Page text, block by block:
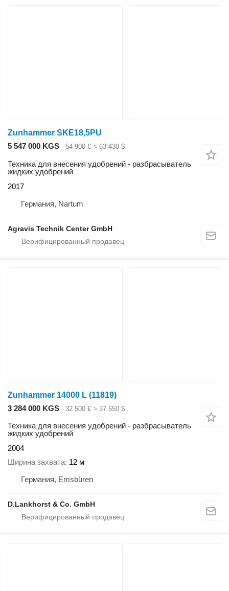
Zunhammer SKE18,5PU
5 547 000 KGS
54 900 € ≈ 63 430 $
Техника для внесения удобрений - разбрасыватель
жидких удобрений
2017
Германия, Nartum
Agravis Technik Center GmbH
Zunhammer 14000 L (11819)
3 284 000 KGS
32 500 € ≈ 37 550 $
Техника для внесения удобрений - разбрасыватель
жидких удобрений
2004
Ширина захвата 12 м
Германия, Emsbüren
D.Lankhorst & Co. GmbH